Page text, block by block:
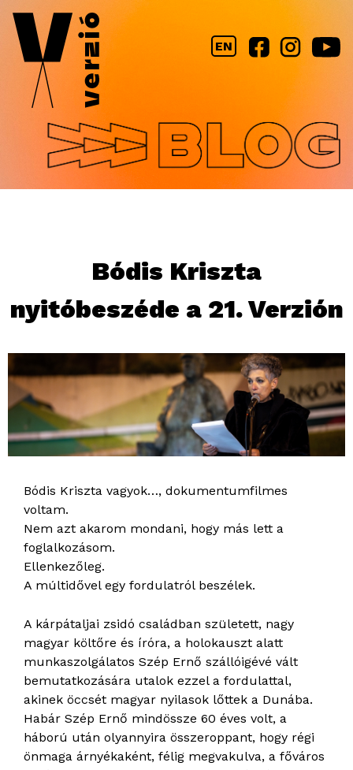
Jump to navigation
EN
Bódis Kriszta
nyitóbeszéde a 21. Verzión
Bódis Kriszta vagyok…, dokumentumfilmes
voltam.
Nem azt akarom mondani, hogy más lett a
foglalkozásom.
Ellenkezőleg.
A múltidővel egy fordulatról beszélek.
A kárpátaljai zsidó családban született, nagy
magyar költőre és íróra, a holokauszt alatt
munkaszolgálatos Szép Ernő szállóigévé vált
bemutatkozására utalok ezzel a fordulattal,
akinek öccsét magyar nyilasok lőttek a Dunába.
Habár Szép Ernő mindössze 60 éves volt, a
háború után olyannyira összeroppant, hogy régi
önmaga árnyékaként, félig megvakulva, a főváros